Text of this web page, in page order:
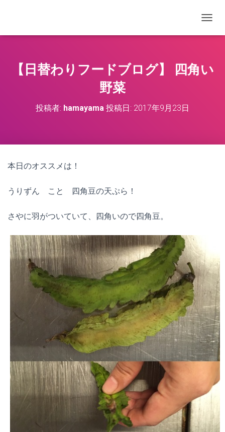
【日替わりフードブログ】 四角い
野菜
投稿者: hamayama 投稿日: 2017年9月23日
本日のオススメは！
うりずん こと 四角豆の天ぷら！
さやに羽がついていて、四角いので四角豆。